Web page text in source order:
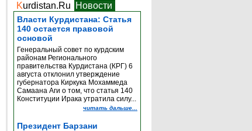
Kurdistan.Ru Новости
Власти Курдистана: Статья
140 остается правовой
основой
Генеральный совет по курдским
районам Регионального
правительства Курдистана (КРГ) 6
августа отклонил утверждение
губернатора Киркука Мохаммеда
Самаана Аги о том, что статья 140
Конституции Ирака утратила силу...
читать дальше...
Президент Барзани